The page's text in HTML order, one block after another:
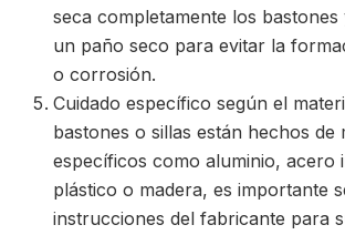
seca completamente los bastones
un paño seco para evitar la
o corrosión.
Cuidado específico según el
bastones o sillas están hechos de
específicos como aluminio, acero
plástico o madera, es importante
instrucciones del fabricante para